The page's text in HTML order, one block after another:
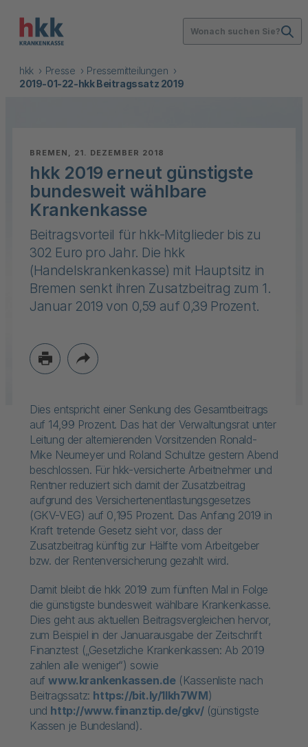
Wonach suchen Sie?
hkk Presse
Pressemitteilungen
2019-01-22-hkk Beitragssatz 2019
BREMEN, 21. DEZEMBER 2018
hkk 2019 erneut günstigste
bundesweit wählbare
Krankenkasse
Beitragsvorteil für hkk-Mitglieder bis zu
302 Euro pro Jahr. Die hkk
(Handelskrankenkasse) mit Hauptsitz in
Bremen senkt ihren Zusatzbeitrag zum 1.
Januar 2019 von 0,59 auf 0,39 Prozent.
Dies entspricht einer Senkung des Gesamtbeitrags
auf 14,99 Prozent. Das hat der Verwaltungsrat unter
Leitung der alternierenden Vorsitzenden Ronald-
Mike Neumeyer und Roland Schultze gestern Abend
beschlossen. Für hkk-versicherte Arbeitnehmer und
Rentner reduziert sich damit der Zusatzbeitrag
aufgrund des Versicherten­entlas­tungs­­gesetzes
(GKV-VEG) auf 0,195 Prozent. Das Anfang 2019 in
Kraft tretende Gesetz sieht vor, dass der
Zusatzbeitrag künftig zur Hälfte vom Arbeitgeber
bzw. der Rentenversicherung gezahlt wird.
Damit bleibt die hkk 2019 zum fünften Mal in Folge
die günstigste bundesweit wählbare Krankenkasse.
Dies geht aus aktuellen Beitragsvergleichen hervor,
zum Beispiel in der Januarausgabe der Zeitschrift
Finanztest („Gesetzliche Krankenkassen: Ab 2019
zahlen alle weniger“) sowie
aufwww.krankenkassen.de(Kassenliste nach
Beitragssatz: https://bit.ly/1Ikh7WM)
und http://www.finanztip.de/gkv/(günstigste
Kassen je Bundesland).